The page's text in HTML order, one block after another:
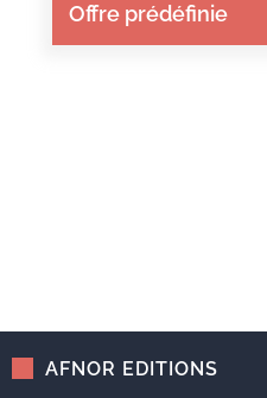
Offre prédéfinie
AFNOR EDITIONS